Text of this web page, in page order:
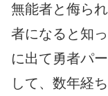
無能者と侮ら
者になると知
に出て勇者パ
して、数年経